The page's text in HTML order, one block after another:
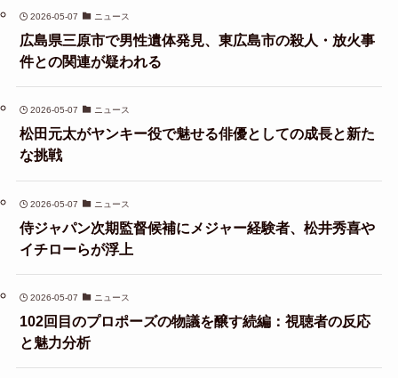
2026-05-07 ニュース
広島県三原市で男性遺体発見、東広島市の殺人・放火事
件との関連が疑われる
2026-05-07 ニュース
松田元太がヤンキー役で魅せる俳優としての成長と新た
な挑戦
2026-05-07 ニュース
侍ジャパン次期監督候補にメジャー経験者、松井秀喜や
イチローらが浮上
2026-05-07 ニュース
102回目のプロポーズの物議を醸す続編：視聴者の反応
と魅力分析